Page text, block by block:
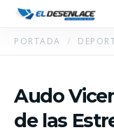
PORTADA
Audo
de las